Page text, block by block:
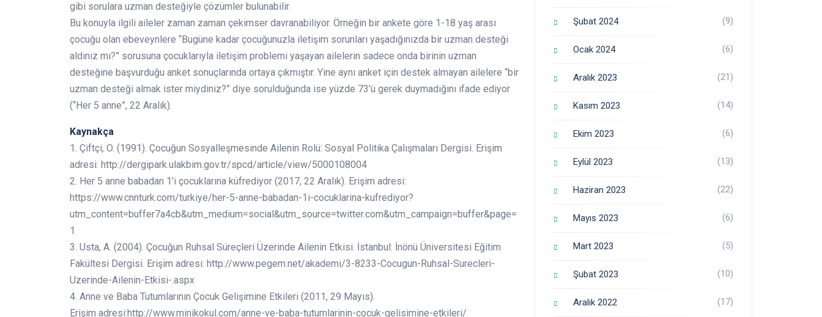
gibi sorulara uzman desteğiyle çözümler bulunabilir.
Bu konuyla ilgili aileler zaman zaman çekimser davranabiliyor. Örneğin bir ankete göre 1-18 yaş arası
çocuğu olan ebeveynlere “Bugüne kadar çocuğunuzla iletişim sorunları yaşadığınızda bir uzman desteği
aldınız mı?” sorusuna çocuklarıyla iletişim problemi yaşayan ailelerin sadece onda birinin uzman
desteğine başvurduğu anket sonuçlarında ortaya çıkmıştır. Yine aynı anket için destek almayan ailelere “bir
uzman desteği almak ister miydiniz?” diye sorulduğunda ise yüzde 73’ü gerek duymadığını ifade ediyor
(“Her 5 anne”, 22 Aralık).
Kaynakça
1. Çiftçi, O. (1991). Çocuğun Sosyalleşmesinde Ailenin Rolü: Sosyal Politika Çalışmaları Dergisi. Erişim
adresi: http://dergipark.ulakbim.gov.tr/spcd/article/view/5000108004
2. Her 5 anne babadan 1’i çocuklarına küfrediyor (2017, 22 Aralık). Erişim adresi:
https://www.cnnturk.com/turkiye/her-5-anne-babadan-1i-cocuklarina-kufrediyor?
utm_content=buffer7a4cb&utm_medium=social&utm_source=twitter.com&utm_campaign=buffer&page=
1
3. Usta, A. (2004). Çocuğun Ruhsal Süreçleri Üzerinde Ailenin Etkisi. İstanbul: İnönü Üniversitesi Eğitim
Fakültesi Dergisi. Erişim adresi: http://www.pegem.net/akademi/3-8233-Cocugun-Ruhsal-Surecleri-
Uzerinde-Ailenin-Etkisi-.aspx
4. Anne ve Baba Tutumlarının Çocuk Gelişimine Etkileri (2011, 29 Mayıs).
Erişim adresi:http://www.minikokul.com/anne-ve-baba-tutumlarinin-cocuk-gelisimine-etkileri/
Şubat 2024 (9)
Ocak 2024 (6)
Aralık 2023 (21)
Kasım 2023 (14)
Ekim 2023 (6)
Eylül 2023 (13)
Haziran 2023 (22)
Mayıs 2023 (6)
Mart 2023 (5)
Şubat 2023 (10)
Aralık 2022 (17)